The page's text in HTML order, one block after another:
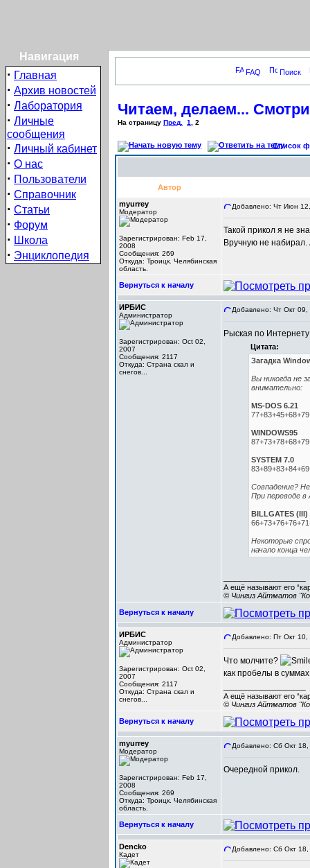
Навигация
· Главная
· Архив новостей
· Лаборатория
· Личные
сообщения
· Личный кабинет
· О нас
· Пользователи
· Справочник
· Статьи
· Форум
· Школа
· Энциклопедия
FAQ Поиск
Читаем, делаем...
На страницу Пред. 1 2
Список
Автор
myurrey
Модератор
Зарегистрирован: Feb 17,
2008
Сообщения: 269
Откуда: Троицк. Челябинская
область.
Добавлено: Чт Июн
Такой прикол я не
Вручную не набирал.
Вернуться к началу
ИРБИС
Администратор
Зарегистрирован: Oct 02,
2007
Сообщения: 2117
Откуда: Cтрана скал и
снегов...
Добавлено: Чт Окт
Рыская по
Цитата:
Загадка
Вы никогда не
внимательно:
MS-DOS 6.21
WINDOWS95
SYSTEM 7.0
Совпадение?
При переводе в
BILLGATES (III)
Некоторые
начало конца
А ещё называют его
© Чингиз Айтматов
Вернуться к началу
ИРБИС
Администратор
Зарегистрирован: Oct 02,
2007
Сообщения: 2117
Откуда: Cтрана скал и
снегов...
Добавлено: Пт Окт
Что молчите?
как пробелы в
А ещё называют его
© Чингиз Айтматов
Вернуться к началу
myurrey
Модератор
Зарегистрирован: Feb 17,
2008
Сообщения: 269
Откуда: Троицк. Челябинская
область.
Добавлено: Сб Окт
Очередной прикол.
Вернуться к началу
Dencko
Кадет
Добавлено: Сб Окт